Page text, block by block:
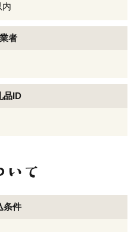
内
者
品ID
条件